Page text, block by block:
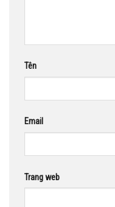
Tên
Email
Trang web